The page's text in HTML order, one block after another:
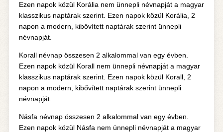
Ezen napok közül Korália nem ünnepli névnapját a magyar
klasszikus naptárak szerint. Ezen napok közül Korália, 2
napon a modern, kibővített naptárak szerint ünnepli
névnapját.
Korall névnap összesen 2 alkalommal van egy évben.
Ezen napok közül Korall nem ünnepli névnapját a magyar
klasszikus naptárak szerint. Ezen napok közül Korall, 2
napon a modern, kibővített naptárak szerint ünnepli
névnapját.
Násfa névnap összesen 2 alkalommal van egy évben.
Ezen napok közül Násfa nem ünnepli névnapját a magyar